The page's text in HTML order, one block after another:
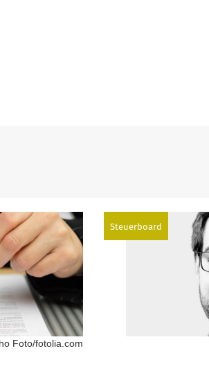
Foto/fotolia.com
Steuerboard